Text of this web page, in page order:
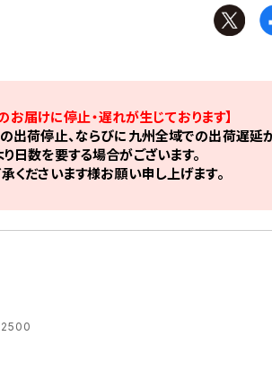
届けに停止・遅れが生じております】
荷停止、ならびに九州全域での出荷遅延が
日数を要する場合がございます。
くださいます様お願い申し上げます。